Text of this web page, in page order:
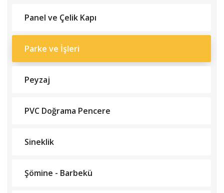
Panel ve Çelik Kapı
Parke ve İşleri
Peyzaj
PVC Doğrama Pencere
Sineklik
Şömine - Barbekü